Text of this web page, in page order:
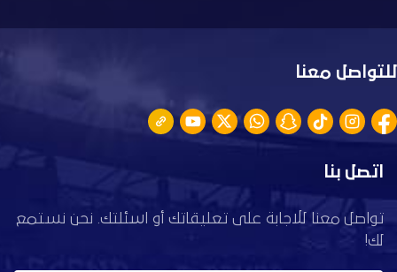
للتواصل معنا
اتصل بنا
تواصل معنا للاجابة على تعليقاتك أو اسئلتك. نحن نستمع
لك!